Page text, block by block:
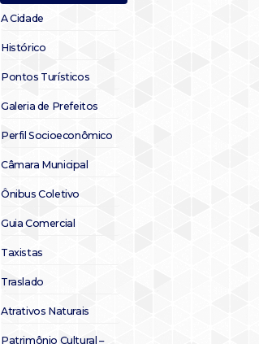
A Cidade
Histórico
Pontos Turísticos
Galeria de Prefeitos
Perfil Socioeconômico
Câmara Municipal
Ônibus Coletivo
Guia Comercial
Taxistas
Traslado
Atrativos Naturais
Patrimônio Cultural –